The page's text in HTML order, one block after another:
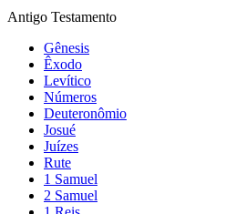
Antigo Testamento
Gênesis
Êxodo
Levítico
Números
Deuteronômio
Josué
Juízes
Rute
1 Samuel
2 Samuel